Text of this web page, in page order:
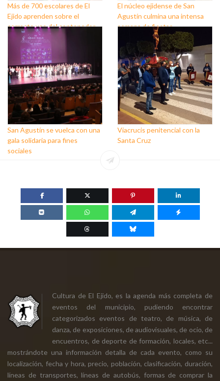
Más de 700 escolares de El
Ejido aprenden sobre el
correcto uso del contenedor
marrón
El núcleo ejidense de San
Agustín culmina una intensa
semana de fiestas
San Agustín se vuelca con una
gala solidaria para fines
sociales
Viacrucis penitencial con la
Santa Cruz
Cultura de El Ejido, es la agenda más completa de
eventos del municipio, pudiendo encontrar
categorizados eventos de teatro, de música, de
danza, de exposiciones, de audiovisuales, de ocio, de
encuentros, de deporte de formación, locales, etc...
mostrándote una información detalla de cada evento, como su
localización, fecha y hora, precio, población, clasificación, duración,
líneas de transportes, líneas de autobús, formas de comprar la